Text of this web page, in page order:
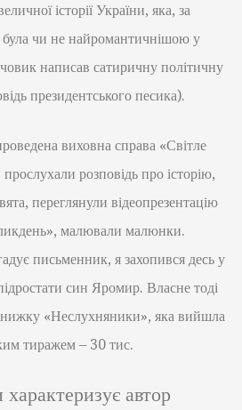
історії України, яка, за
чи не найромантичнішою у
написав сатиричну політичну
президентського песика).
виховна справа «Світле
розповідь про історію,
переглянули відеопрезентацію
малювали малюнки.
письменник, я захопився десь у
син Яромир. Власне тоді
«Неслухняники», яка вийшла
тиражем – 30 тис.
автор